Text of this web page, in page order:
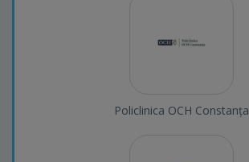
Policlinica OCH Constanța